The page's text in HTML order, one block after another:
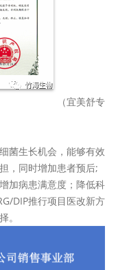
专
菌生长机会，能够有效
，同时增加患者预后;
加病患满意度；降低科
DIP推行项目医改新方
。